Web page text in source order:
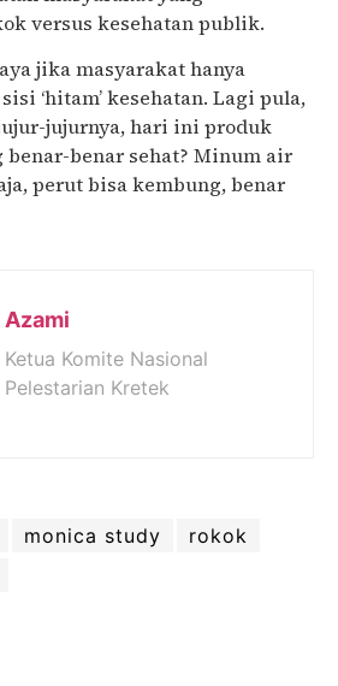
versus kesehatan publik.
jika masyarakat hanya
‘hitam’ kesehatan. Lagi pula,
jujurnya, hari ini produk
benar-benar sehat? Minum air
perut bisa kembung, benar
Azami
Ketua Komite Nasional
Pelestarian Kretek
monica study
rokok